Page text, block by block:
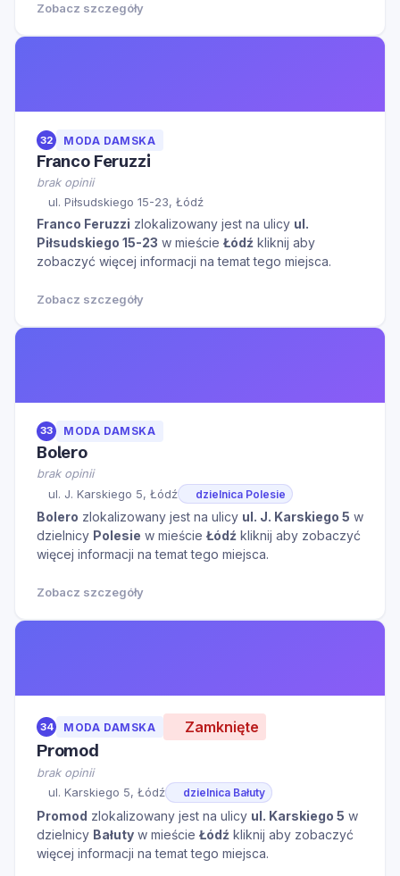
Zobacz szczegóły
32 MODA DAMSKA
Franco Feruzzi
brak opinii
ul. Piłsudskiego 15-23, Łódź
Franco Feruzzi zlokalizowany jest na ulicy ul.
Piłsudskiego 15-23 w mieście Łódź kliknij aby
zobaczyć więcej informacji na temat tego miejsca.
Zobacz szczegóły
33 MODA DAMSKA
Bolero
brak opinii
ul. J. Karskiego 5, Łódź
dzielnica Polesie
Bolero zlokalizowany jest na ulicy ul. J. Karskiego 5 w
dzielnicy Polesie w mieście Łódź kliknij aby zobaczyć
więcej informacji na temat tego miejsca.
Zobacz szczegóły
34 MODA DAMSKA Zamknięte
Promod
brak opinii
ul. Karskiego 5, Łódź
dzielnica Bałuty
Promod zlokalizowany jest na ulicy ul. Karskiego 5 w
dzielnicy Bałuty w mieście Łódź kliknij aby zobaczyć
więcej informacji na temat tego miejsca.